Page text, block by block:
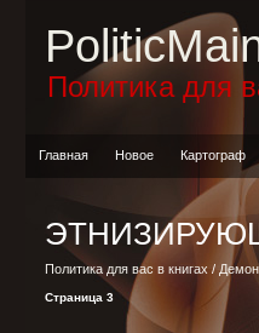
Политика для
Главная Новое Картограф
Политика для вас в книгах /
Страница 3